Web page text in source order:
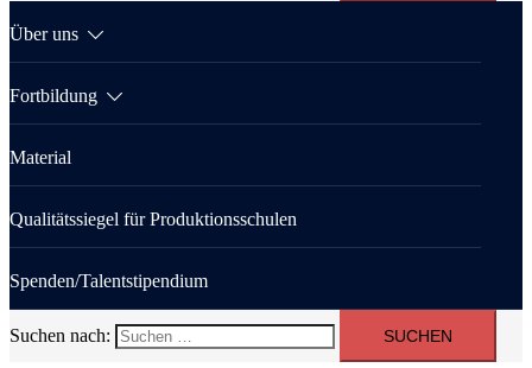
Über uns
Fortbildung
Material
Qualitätssiegel für Produktionsschulen
Spenden/Talentstipendium
Suchen nach: